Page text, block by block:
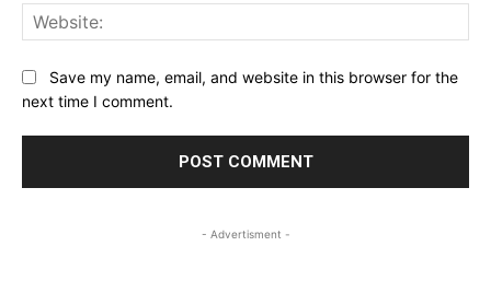
Save my name, email, and website in this browser for the
next time I comment.
- Advertisment -